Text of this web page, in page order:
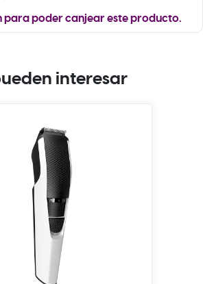
para poder canjear este producto.
interesar